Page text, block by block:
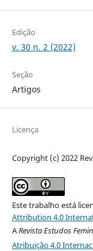
Edição
v. 30 n. 2 (2022)
Seção
Artigos
Licença
Copyright (c) 2022
Este trabalho está
Attribution 4.0
ARevista Estudos
Atribuição 4.0